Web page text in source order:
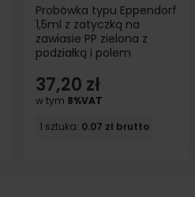
Probówka typu Eppendorf
1,5ml z zatyczką na
zawiasie PP zielona z
podziałką i polem
37,20 zł
w tym 8%VAT
1 sztuka: 0.07 zł brutto